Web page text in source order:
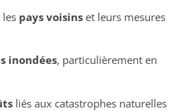
les pays voisinset leurs mesures
inondées, particulièrement en
liés aux catastrophes naturelles